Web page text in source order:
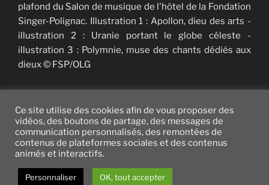
plafond du Salon de musique de l'hôtel de la Fondation
Singer-Polignac. Illustration 1 : Apollon, dieu des arts -
illustration 2 : Uranie portant le globe céleste -
illustration 3 : Polymnie, muse des chants dédiés aux
dieux © FSP/OLG
Twitter facebookvimeo instagramYouTube
Fièrement propulsé par WordPress
Ce site utilise des cookies afin de vous proposer des
vidéos, des boutons de partage, des messages de
communication personnalisés, des remontées de
contenus de plateformes sociales et des contenus
animés et interactifs.
Personnaliser OK, tout accepter